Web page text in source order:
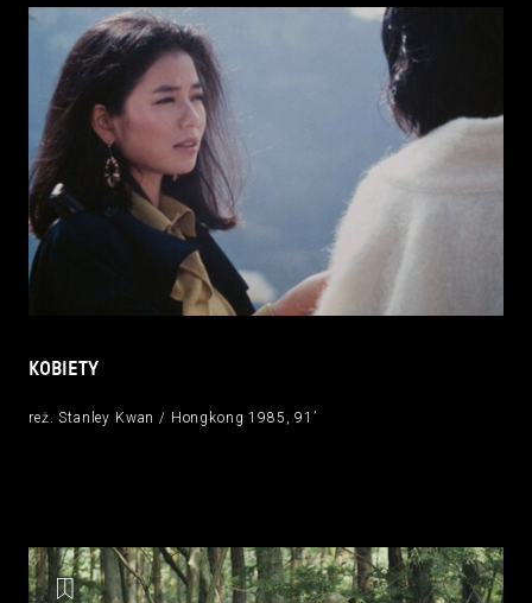
KOBIETY
reż. Stanley Kwan / Hongkong 1985, 91’